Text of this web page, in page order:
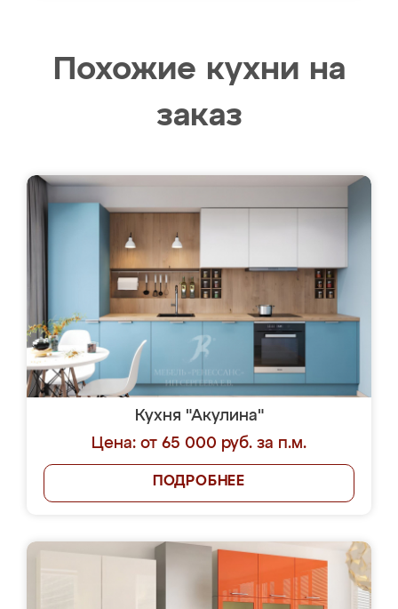
Похожие кухни на
заказ
Кухня "Акулина"
Цена: от 65 000 руб. за п.м.
ПОДРОБНЕЕ